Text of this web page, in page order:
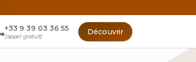
+33 9 39 03 36 55
(appel gratuit)
Découvrir